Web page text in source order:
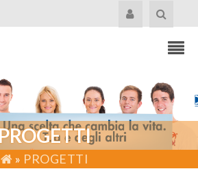
» PROGETTI